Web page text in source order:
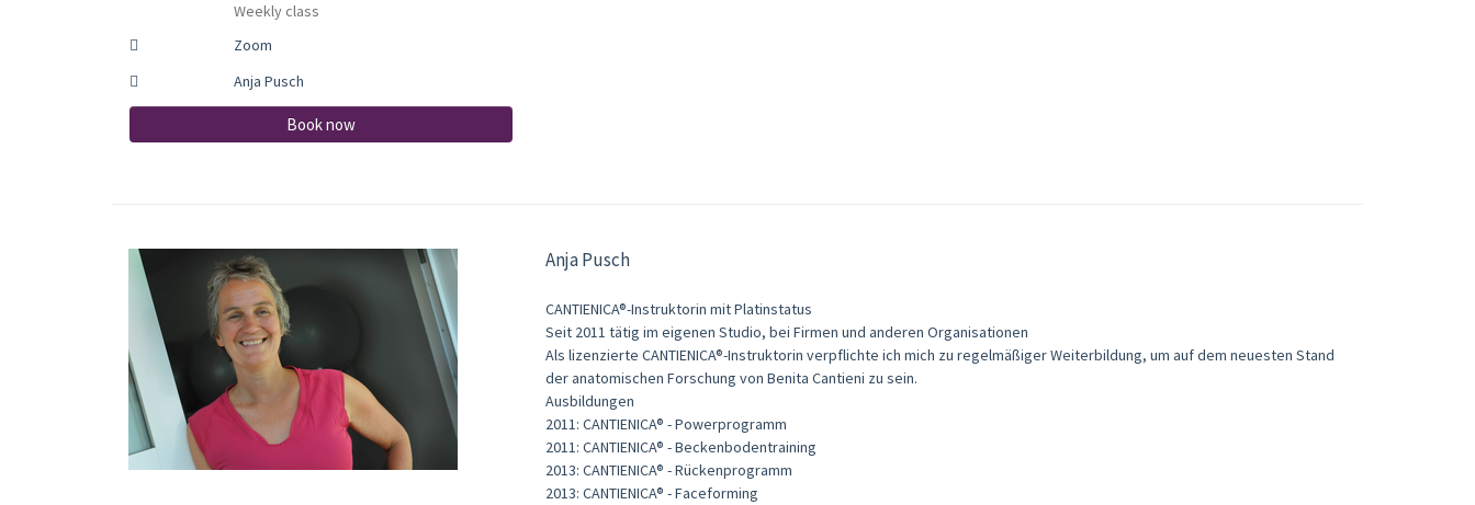
Weekly class
Zoom
Anja Pusch
Book now
Anja Pusch
CANTIENICA®-Instruktorin mit Platinstatus
Seit 2011 tätig im eigenen Studio, bei Firmen und anderen Organisationen
Als lizenzierte CANTIENICA®-Instruktorin verpflichte ich mich zu regelmäßiger Weiterbildung, um auf dem neuesten Stand
der anatomischen Forschung von Benita Cantieni zu sein.
Ausbildungen
2011: CANTIENICA® - Powerprogramm
2011: CANTIENICA® - Beckenbodentraining
2013: CANTIENICA® - Rückenprogramm
2013: CANTIENICA® - Faceforming